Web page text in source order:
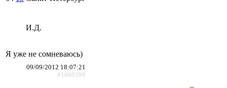
И.Д.
Я уже не сомневаюсь)
09/09/2012 18:07:21
#1669399